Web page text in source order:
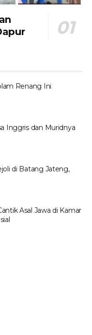
Renang Ini
Inggris dan Muridnya
di Batang Jateng,
Asal Jawa di Kamar